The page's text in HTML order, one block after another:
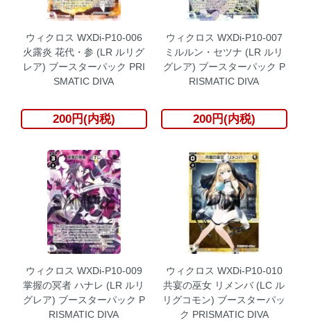
ウィクロス WXDi-P10-006
火露炎 花代・参 (LR ルリグ
レア) ブースターパック PRI
SMATIC DIVA
200円(内税)
ウィクロス WXDi-P10-007
ミルルン・セツナ (LR ルリ
グレア) ブースターパック P
RISMATIC DIVA
200円(内税)
ウィクロス WXDi-P10-009
掌握の冥者 ハナレ (LR ルリ
グレア) ブースターパック P
RISMATIC DIVA
ウィクロス WXDi-P10-010
共宴の巫女 リメンバ (LC ル
リグコモン) ブースターパッ
ク PRISMATIC DIVA